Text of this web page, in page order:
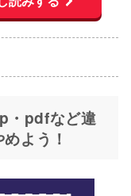
・pdfなど違
よう！